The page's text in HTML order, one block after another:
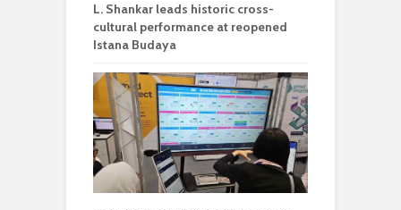
L. Shankar leads historic cross-
cultural performance at reopened
Istana Budaya